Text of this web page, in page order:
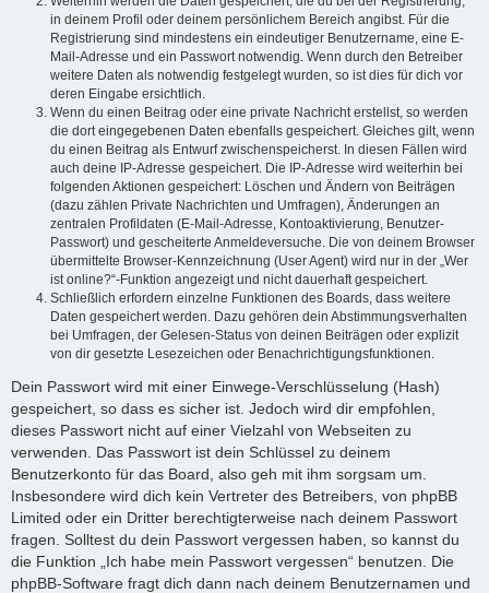
in deinem Profil oder deinem persönlichem Bereich angibst. Für die
Registrierung sind mindestens ein eindeutiger Benutzername, eine E-
Mail-Adresse und ein Passwort notwendig. Wenn durch den Betreiber
weitere Daten als notwendig festgelegt wurden, so ist dies für dich vor
deren Eingabe ersichtlich.
Wenn du einen Beitrag oder eine private Nachricht erstellst, so werden
die dort eingegebenen Daten ebenfalls gespeichert. Gleiches gilt, wenn
du einen Beitrag als Entwurf zwischenspeicherst. In diesen Fällen wird
auch deine IP-Adresse gespeichert. Die IP-Adresse wird weiterhin bei
folgenden Aktionen gespeichert: Löschen und Ändern von Beiträgen
(dazu zählen Private Nachrichten und Umfragen), Änderungen an
zentralen Profildaten (E-Mail-Adresse, Kontoaktivierung, Benutzer-
Passwort) und gescheiterte Anmeldeversuche. Die von deinem Browser
übermittelte Browser-Kennzeichnung (User Agent) wird nur in der „Wer
ist online?“-Funktion angezeigt und nicht dauerhaft gespeichert.
Schließlich erfordern einzelne Funktionen des Boards, dass weitere
Daten gespeichert werden. Dazu gehören dein Abstimmungsverhalten
bei Umfragen, der Gelesen-Status von deinen Beiträgen oder explizit
von dir gesetzte Lesezeichen oder Benachrichtigungsfunktionen.
Dein Passwort wird mit einer Einwege-Verschlüsselung (Hash)
gespeichert, so dass es sicher ist. Jedoch wird dir empfohlen,
dieses Passwort nicht auf einer Vielzahl von Webseiten zu
verwenden. Das Passwort ist dein Schlüssel zu deinem
Benutzerkonto für das Board, also geh mit ihm sorgsam um.
Insbesondere wird dich kein Vertreter des Betreibers, von phpBB
Limited oder ein Dritter berechtigterweise nach deinem Passwort
fragen. Solltest du dein Passwort vergessen haben, so kannst du
die Funktion „Ich habe mein Passwort vergessen“ benutzen. Die
phpBB-Software fragt dich dann nach deinem Benutzernamen und